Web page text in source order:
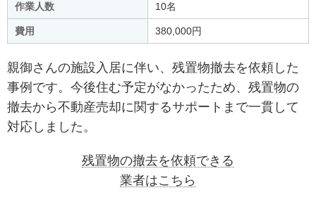
作業人数 10名
費用 380,000円
親御さんの施設入居に伴い、残置物撤去を依頼した
事例です。今後住む予定がなかったため、残置物の
撤去から不動産売却に関するサポートまで一貫して
対応しました。
残置物の撤去を依頼できる
業者はこちら